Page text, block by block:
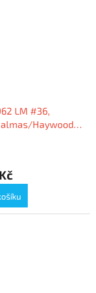
LM #36,
Haywood,
Spark